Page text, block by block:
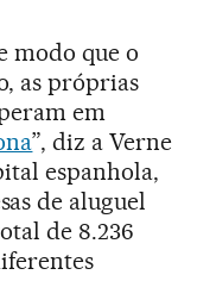
modo que o
as próprias
em
”, diz a Verne
espanhola,
de aluguel
de 8.236